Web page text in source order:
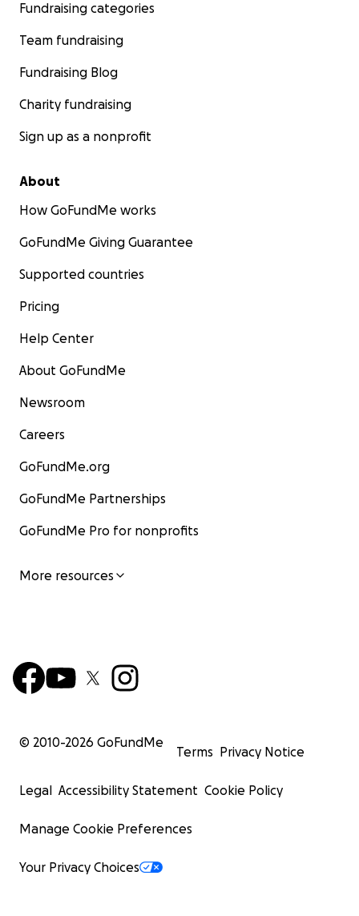
Fundraising categories
Team fundraising
Fundraising Blog
Charity fundraising
Sign up as a nonprofit
About
How GoFundMe works
GoFundMe Giving Guarantee
Supported countries
Pricing
Help Center
About GoFundMe
Newsroom
Careers
GoFundMe.org
GoFundMe Partnerships
GoFundMe Pro for nonprofits
More resources
© 2010-2026 GoFundMe
Terms Privacy Notice
Legal Accessibility Statement Cookie Policy
Manage Cookie Preferences
Your Privacy Choices